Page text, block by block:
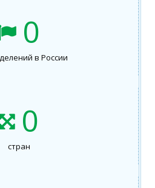
0
в России
0
стран